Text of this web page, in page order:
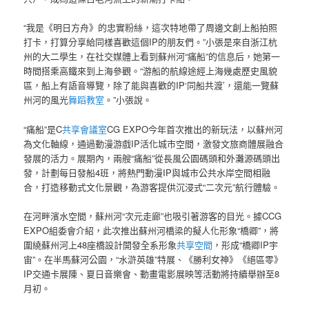
“我是《明日方舟》的忠實粉絲，這次特地帶了周邊文創上船拍照
打卡，打算分享給同樣喜歡這個IP的朋友們。”小張是來自浙江杭
州的大二學生，在社交媒體上看到蘇州河“痛船”的信息后，她第一
時間搭乘高鐵來到上海參觀。“游船的航線途經上海幾處歷史風貌
區，船上有語音導覽，除了能與喜歡的IP‘同船共渡’，還能一覽蘇
州河的風光舞蹈教室 。”小張說。
“痛船”是C共享會議室CG EXPO今年首次推出的新玩法，以蘇州河
為文化軸線，通過動漫游戲IP活化城市空間，激發文旅商體展融合
發展的活力。展期內，兩艘“痛船”從長風公園碼頭和外灘源碼頭出
發，計劃每日發船4班，將熱門動漫IP與城市公共水岸空間相融
合，打造移動式文化景觀，為游客提供沉浸式“二次元”航行體驗。
在河畔濱水空間，蘇州河“次元走廊”也吸引著游客的目光。據CCG
EXPO組委會介紹，此次推出蘇州河橋梁的擬人化形象“橋卿”，將
圍繞蘇州河上48座橋設計開發全系形象共享空間 ，形成“橋卿IP宇
宙”。在半馬蘇河公園，“水滸英雄”特展、《勝利女神》《絕區零》
IP交通卡展陳、夏日音樂會、動畫電影展映等活動將持續舉辦至8
月初。